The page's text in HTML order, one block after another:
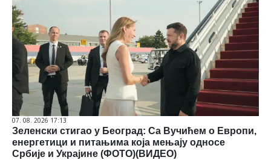
07. 08. 2026 17:13
Зеленски стигао у Београд: Са Вучићем о Европи,
енергетици и питањима која мењају односе
Србије и Украјине (ФОТО)(ВИДЕО)